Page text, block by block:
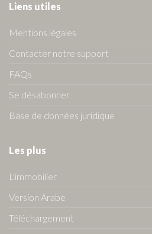
Liens utiles
Mentions légales
Contacter notre support
FAQs
Se désabonner
Base de données juridique
Les plus
L'immobilier
Version Arabe
Téléchargement